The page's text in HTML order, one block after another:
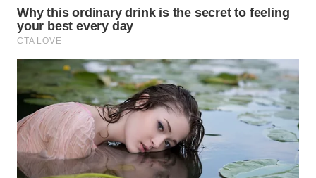
TAPANULI
UTARA
WN
SAMOSIR
WN
PADANG
LAWAS